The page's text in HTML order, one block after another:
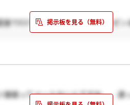
でESワークシートの作品プレゼ
絡ってメールないんですね、、通